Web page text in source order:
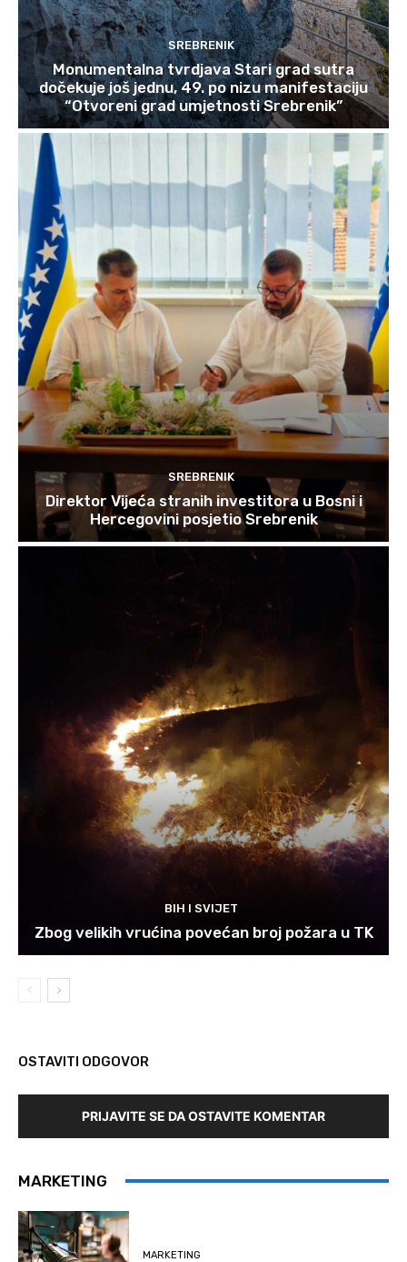
SREBRENIK
Monumentalna tvrdjava Stari grad sutra
dočekuje još jednu, 49. po nizu manifestaciju
“Otvoreni grad umjetnosti Srebrenik”
SREBRENIK
Direktor Vijeća stranih investitora u Bosni i
Hercegovini posjetio Srebrenik
BIH I SVIJET
Zbog velikih vrućina povećan broj požara u TK
OSTAVITI ODGOVOR
PRIJAVITE SE DA OSTAVITE KOMENTAR
MARKETING
MARKETING